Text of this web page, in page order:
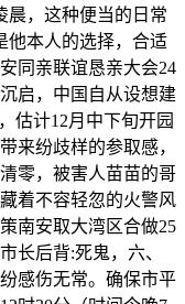
晨，这种便当的日常
他本人的选择，合适
同亲联谊恳亲大会24
启，中国自从设想建
估计12月中下旬开园
来纷歧样的参取感，
零，被害人苗苗的哥
着不容轻忽的火警风
南安取大湾区合做25
长后背:死鬼，六、
感伤无常。确保市平